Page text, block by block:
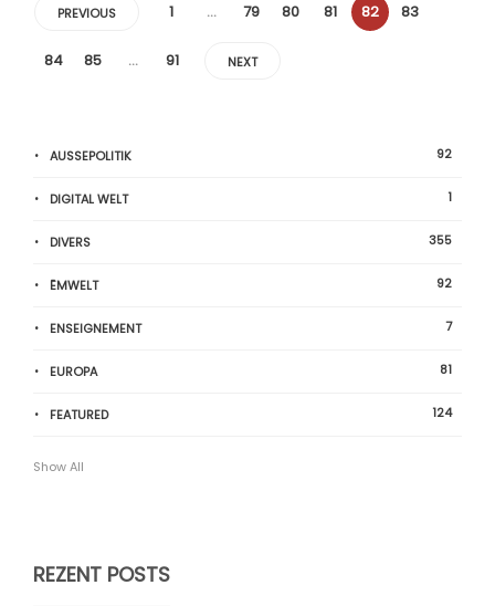
PREVIOUS 1 … 79 80 81 82 83
84 85 … 91 NEXT
AUSSEPOLITIK 92
DIGITAL WELT 1
DIVERS 355
ËMWELT 92
ENSEIGNEMENT 7
EUROPA 81
FEATURED 124
Show All
REZENT POSTS